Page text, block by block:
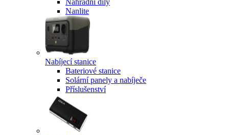
Náhradní díly
Nanlite
Nabíjecí stanice
Bateriové stanice
Solární panely a nabíječe
Příslušenství